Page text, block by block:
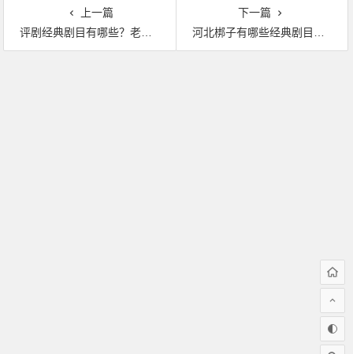
上一篇
评剧经典剧目有哪些？老年人爱听爱看的评剧全集下载
下一篇
河北梆子有哪些经典剧目？河北梆子好看好听的名家名段